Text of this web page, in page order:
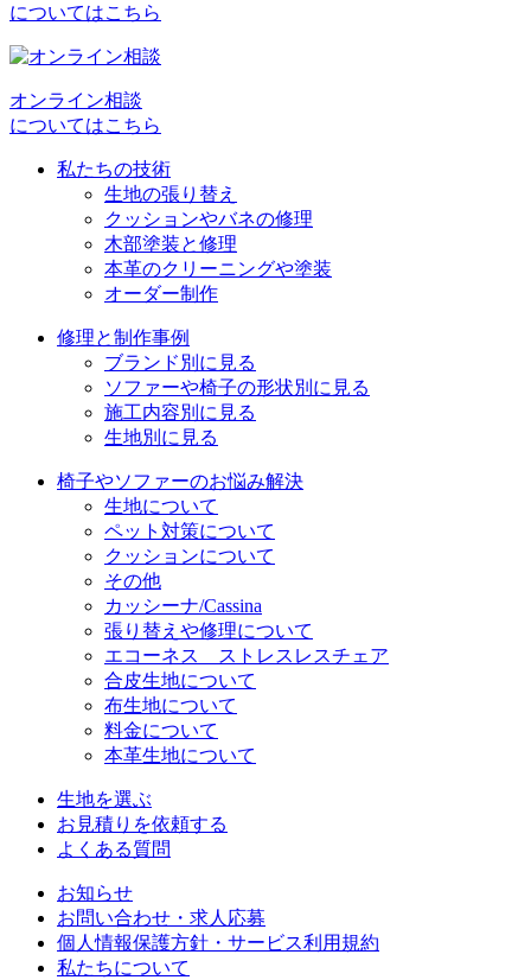
についてはこちら
オンライン相談
についてはこちら
私たちの技術
生地の張り替え
クッションやバネの修理
木部塗装と修理
本革のクリーニングや塗装
オーダー制作
修理と制作事例
ブランド別に見る
ソファーや椅子の形状別に見る
施工内容別に見る
生地別に見る
椅子やソファーのお悩み解決
生地について
ペット対策について
クッションについて
その他
カッシーナ/Cassina
張り替えや修理について
エコーネス ストレスレスチェア
合皮生地について
布生地について
料金について
本革生地について
生地を選ぶ
お見積りを依頼する
よくある質問
お知らせ
お問い合わせ・求人応募
個人情報保護方針・サービス利用規約
私たちについて